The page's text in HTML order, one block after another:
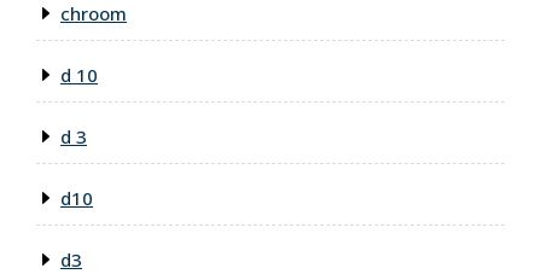
chroom
d 10
d 3
d10
d3